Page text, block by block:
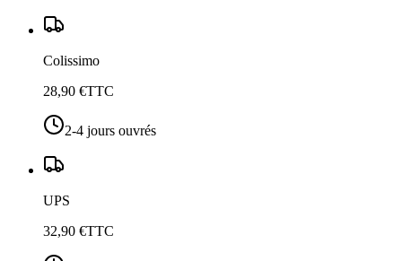
Colissimo
28,90 €TTC
2-4 jours ouvrés
UPS
32,90 €TTC